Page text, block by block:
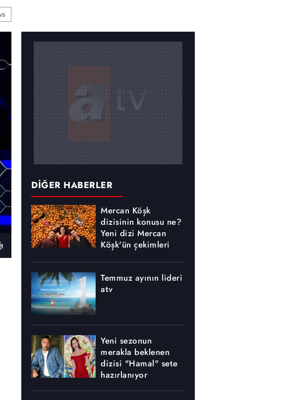
DİĞER HABERLER
Mercan Köşk
dizisinin konusu ne?
Yeni dizi Mercan
Köşk'ün çekimleri
Temmuz ayının lideri
atv
Yeni sezonun
merakla beklenen
dizisi "Hamal" sete
hazırlanıyor